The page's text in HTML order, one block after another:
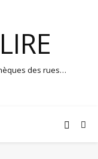
des rues…